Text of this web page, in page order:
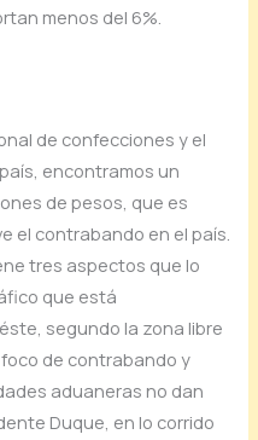
menos del 6%.
de confecciones y el
encontramos un
de pesos, que es
el contrabando en el país.
tres aspectos que lo
que está
segundo la zona libre
de contrabando y
aduaneras no dan
Duque, en lo corrido